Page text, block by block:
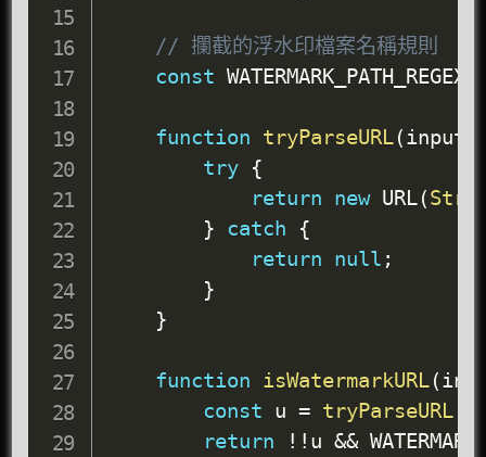
// 攔截的浮水印檔案名稱規則
const WATERMARK_PATH_REGEX
function tryParseURL(input
try {
return new URL(
} catch
{
return null ;
}
}
function isWatermarkURL(
const u = tryParseURL
return
! ! u &&